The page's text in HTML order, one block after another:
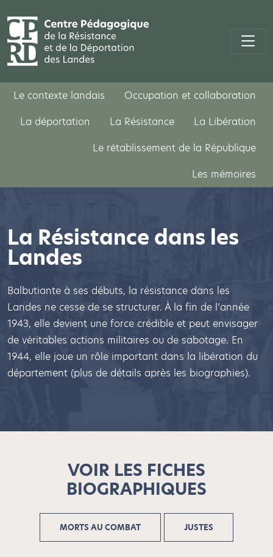
Le contexte landais
Occupation et collaboration
La déportation
La Résistance
La Libération
Le rétablissement de la République
Les mémoires
La Résistance dans les
Landes
Balbutiante à ses débuts, la résistance dans les
Landes ne cesse de se structurer. À la fin de l’année
1943, elle devient une force crédible et peut envisager
de véritables actions militaires ou de sabotage. En
1944, elle joue un rôle important dans la libération du
département (plus de détails après les biographies).
VOIR LES FICHES
BIOGRAPHIQUES
MORTS AU COMBAT JUSTES